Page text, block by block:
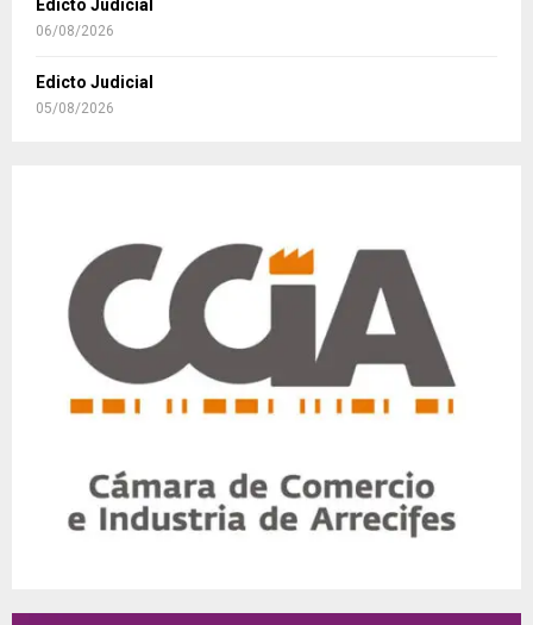
Edicto Judicial
06/08/2026
Edicto Judicial
05/08/2026